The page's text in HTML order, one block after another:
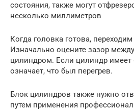
состояния, также могут
несколько миллиметров
Когда головка готова,
Изначально оцените зазор
цилиндром. Если цилиндр имеет
означает, что был перегрев.
Блок цилиндров также нужно
путем применения